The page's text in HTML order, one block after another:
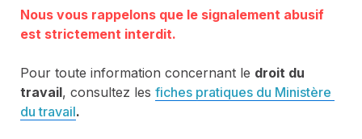
Nous vous rappelons que le signalement abusif
Pour toute information concernant le droit du
travail, consultez les fiches pratiques du Ministère
du travail